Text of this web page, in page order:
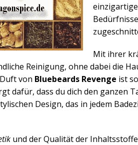
Mit ihrer
Reinigung, ohne dabei die
von Bluebeards Revenge ist
dafür, dass du dich den ganzen
Design, das in jedem
und der Qualität der